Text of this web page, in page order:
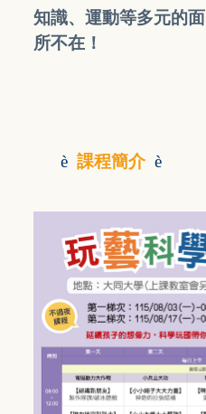
知識、運動等多元的
所不在！
è 課程簡介 è